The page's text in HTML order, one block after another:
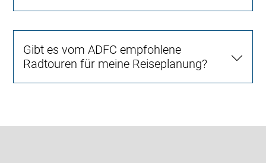
Gibt es vom ADFC empfohlene
Radtouren für meine Reiseplanung?